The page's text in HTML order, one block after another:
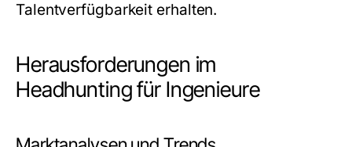
Talentverfügbarkeit erhalten.
Herausforderungen im
Headhunting für Ingenieure